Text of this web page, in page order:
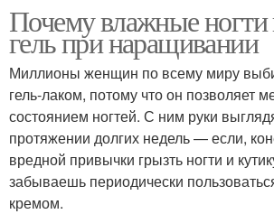
наращивания
Прозрачный гель
Почему влажные ногти
гель при наращивании
Миллионы женщин по всему миру
гель-лаком, потому что он позволяет
состоянием ногтей. С ним руки
протяжении долгих недель — если,
вредной привычки грызть ногти и
забываешь периодически
кремом.